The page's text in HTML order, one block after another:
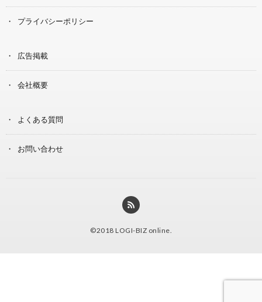
プライバシーポリシー
広告掲載
会社概要
よくある質問
お問い合わせ
©2018 LOGI-BIZ online